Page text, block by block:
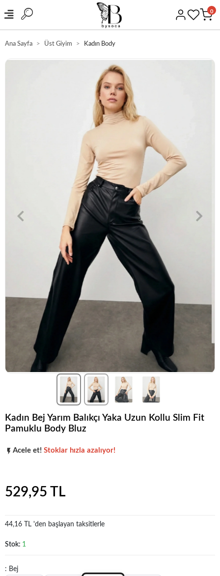
0
GÜVENLİ ALIŞVERİŞ
Ana Sayfa Üst Giyim Kadın Body
Kadın Bej Yarım Balıkçı Yaka Uzun Kollu Slim Fit
Pamuklu Body Bluz
Popüler seçim!Gardırobunuz için harika bir tercih.
Acele et! Stoklar hızla azalıyor!
529,95 TL
44,16 TL 'den başlayan taksitlerle
Stok: 1
: Bej